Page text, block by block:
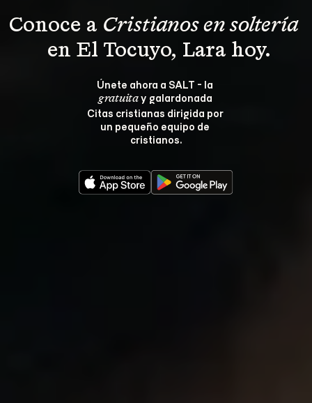
Conoce a Cristianos en soltería
en El Tocuyo, Lara hoy.
Únete ahora a SALT - la
gratuita y galardonada
Citas cristianas dirigida por
un pequeño equipo de
cristianos.